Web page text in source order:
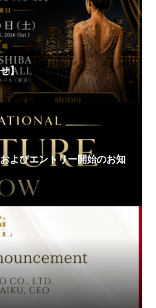
】
よびエントリー開始のお知